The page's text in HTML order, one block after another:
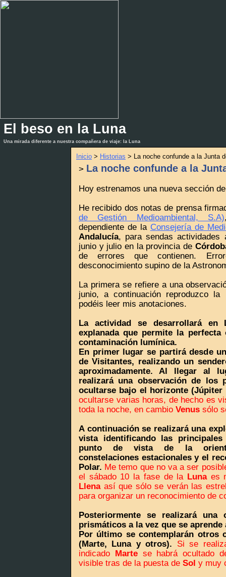
El beso en la Luna
Una mirada diferente a nuestra compañera de viaje: la Luna
Inicio > Historias > La noche confunde a la Junta
> La noche confunde a la
Hoy estrenamos una nueva sección
He recibido dos notas de prensa
de Gestión Medioambiental, S.A)
dependiente de la Consejería de
Andalucía, para sendas actividades
junio y julio en la provincia de
de errores que contienen.
desconocimiento supino de la
La primera se refiere a una
junio, a continuación reproduzco
podéis leer mis anotaciones.
La actividad se desarrollará en
explanada que permite la
contaminación lumínica.
En primer lugar se partirá desde
de Visitantes, realizando un
aproximadamente. Al llegar al
realizará una observación de los
ocultarse bajo el horizonte (Júpiter
ocultarse varias horas, de hecho es
toda la noche, en cambio Venus sólo
A continuación se realizará una
vista identificando las principales
punto de vista de la
constelaciones estacionales y el
Polar. Me temo que no va a ser
el sábado 10 la fase de la Lunaes
Llenaasí que sólo se verán las
para organizar un reconocimiento de
Posteriormente se realizará una
prismáticos a la vez que se
Por último se contemplarán otros
(Marte, Luna y otros).
Si se
indicado Martese habrá ocultado
visible tras de la puesta de Sol y muy